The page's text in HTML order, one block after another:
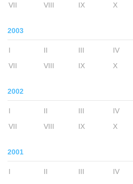
VII
VIII IX X
2003
I II III IV
VII
VIII IX X
2002
I II III IV
VII
VIII IX X
2001
I II III IV